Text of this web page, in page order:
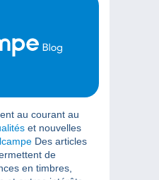
au courant au
et nouvelles
Des articles
de
en timbres,